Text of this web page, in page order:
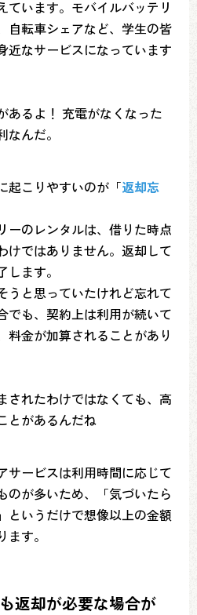
ています。モバイルバッテリ
自転車シェアなど、学生の皆
近なサービスになっています
あるよ！ 充電がなくなった
なんだ。
起こりやすいのが「返却忘
ーのレンタルは、借りた時点
けではありません。返却して
ます。
うと思っていたけれど忘れて
でも、契約上は利用が続いて
料金が加算されることがあり
されたわけではなくても、高
とがあるんだね
サービスは利用時間に応じて
のが多いため、「気づいたら
というだけで想像以上の金額
す。
返却が必要な場合が